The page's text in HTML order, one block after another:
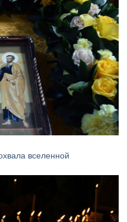
вселенной